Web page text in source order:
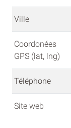
Ville
Coordonées
GPS (lat, lng)
Téléphone
Site web